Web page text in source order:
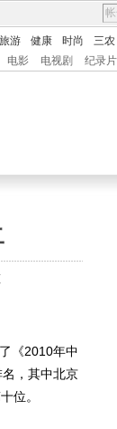
旅游 健康 时尚 三农
电影 电视剧 纪录片
《2010年中
，其中北京
位。